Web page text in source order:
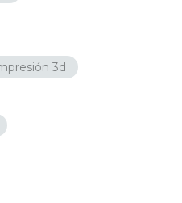
3d